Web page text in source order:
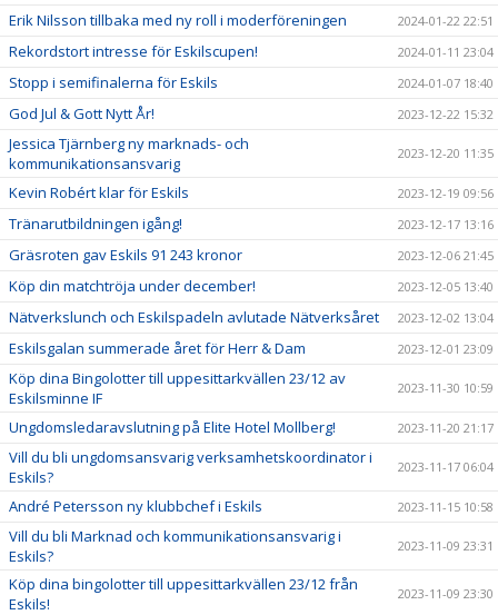
Erik Nilsson tillbaka med ny roll i moderföreningen 2024-01-22 22:51
Rekordstort intresse för Eskilscupen! 2024-01-11 23:04
Stopp i semifinalerna för Eskils 2024-01-07 18:40
God Jul & Gott Nytt År! 2023-12-22 15:32
Jessica Tjärnberg ny marknads- och
kommunikationsansvarig
2023-12-20 11:35
Kevin Robért klar för Eskils 2023-12-19 09:56
Tränarutbildningen igång! 2023-12-17 13:16
Gräsroten gav Eskils 91 243 kronor 2023-12-06 21:45
Köp din matchtröja under december! 2023-12-05 13:40
Nätverkslunch och Eskilspadeln avlutade Nätverksåret 2023-12-02 13:04
Eskilsgalan summerade året för Herr & Dam 2023-12-01 23:09
Köp dina Bingolotter till uppesittarkvällen 23/12 av
Eskilsminne IF
2023-11-30 10:59
Ungdomsledaravslutning på Elite Hotel Mollberg! 2023-11-20 21:17
Vill du bli ungdomsansvarig verksamhetskoordinator i
Eskils?
2023-11-17 06:04
André Petersson ny klubbchef i Eskils 2023-11-15 10:58
Vill du bli Marknad och kommunikationsansvarig i
Eskils?
2023-11-09 23:31
Köp dina bingolotter till uppesittarkvällen 23/12 från
Eskils!
2023-11-09 23:30